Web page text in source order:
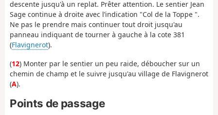
descente jusqu'à un replat. Prêter attention. Le sentier Jean
Sage continue à droite avec l’indication "Col de la Toppe ".
Ne pas le prendre mais continuer tout droit jusqu'au
panneau indiquant de tourner à gauche à la cote 381
(Flavignerot).
(12) Monter par le sentier un peu raide, déboucher sur un
chemin de champ et le suivre jusqu'au village de Flavignerot
(A).
Points de passage